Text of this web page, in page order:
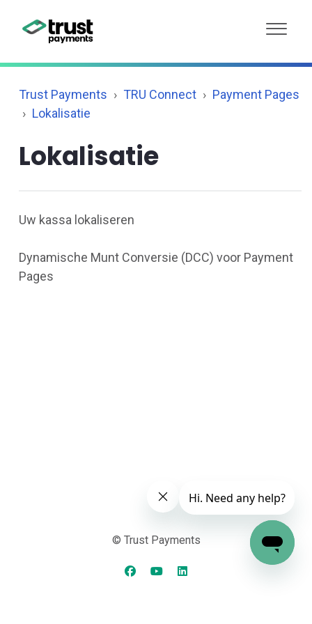
Trust Payments TRU Connect
Payment Pages
Lokalisatie
Lokalisatie
Uw kassa lokaliseren
Dynamische Munt Conversie (DCC) voor Payment
Pages
© Trust Payments